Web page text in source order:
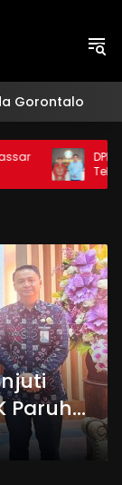
Gorontalo
DPRD
Teknik
Paruh